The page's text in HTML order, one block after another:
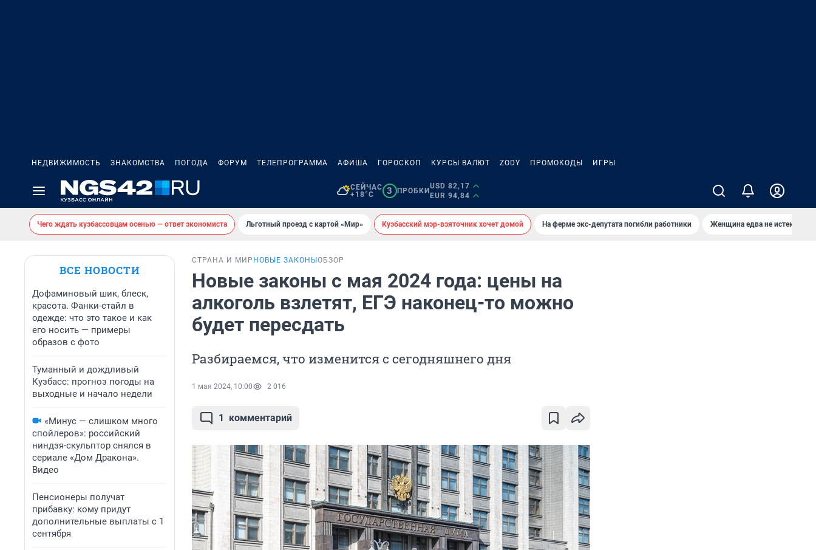
НЕДВИЖИМОСТЬ ЗНАКОМСТВА ПОГОДА ФОРУМ ТЕЛЕПРОГРАММА АФИША ГОРОСКОП КУРСЫ ВАЛЮТ ZODY ПРОМОКОДЫ ИГРЫ
СЕЙЧАС
+18°C
3 ПРОБКИ
USD 82,17
EUR 94,84
Чего ждать кузбассовцам осенью — ответ экономиста Льготный проезд с картой «Мир» Кузбасский мэр-взяточник хочет домой На ферме экс-депутата погибли работники Женщина едва не истекла
ВСЕ НОВОСТИ
Дофаминовый шик, блеск,
красота. Фанки-стайл в
одежде: что это такое и как
его носить — примеры
образов с фото
Туманный и дождливый
Кузбасс: прогноз погоды на
выходные и начало недели
«Минус — слишком много
спойлеров»: российский
ниндзя-скульптор снялся в
сериале «Дом Дракона».
Видео
Пенсионеры получат
прибавку: кому придут
дополнительные выплаты с 1
сентября
СТРАНА И МИР НОВЫЕ ЗАКОНЫ ОБЗОР
Новые законы с мая 2024 года: цены на
алкоголь взлетят, ЕГЭ наконец-то можно
будет пересдать
Разбираемся, что изменится с сегодняшнего дня
1 мая 2024, 10:00 2 016
1 комментарий